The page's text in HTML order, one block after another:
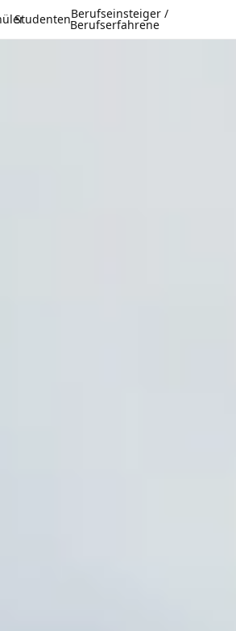
StudentenBerufseinsteiger /
Berufserfahrene